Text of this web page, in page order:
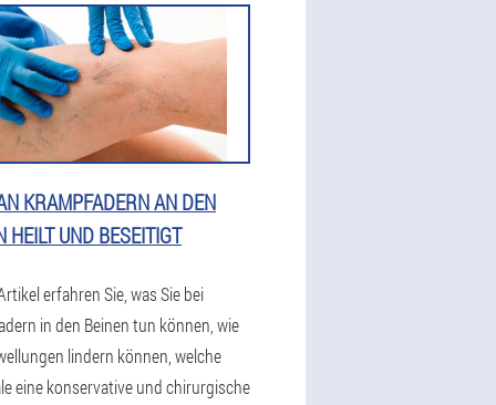
KRAMPFADERN AN DEN
HEILT UND BESEITIGT
erfahren Sie, was Sie bei
in den Beinen tun können, wie
lindern können, welche
eine konservative und chirurgische